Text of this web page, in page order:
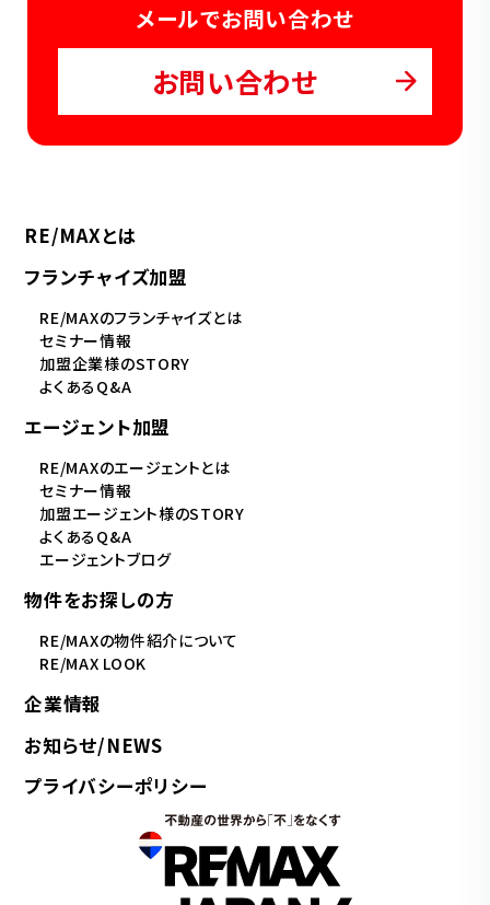
メールでお問い合わせ
お問い合わせ
RE/MAXとは
フランチャイズ加盟
RE/MAXのフランチャイズとは
セミナー情報
加盟企業様のSTORY
よくあるQ&A
エージェント加盟
RE/MAXのエージェントとは
セミナー情報
加盟エージェント様のSTORY
よくあるQ&A
エージェントブログ
物件をお探しの方
RE/MAXの物件紹介について
RE/MAX LOOK
企業情報
お知らせ/NEWS
プライバシーポリシー